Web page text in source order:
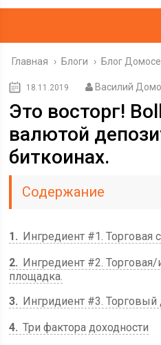
Главная › Блоги › Блог
18.11.2019 Василий
Это восторг!
валютой
биткоинах.
Содержание
1
Ингредиент #1. Торговая
2
Ингредиент #2.
площадка.
3
Ингридиент #3. Торговый
4 Три фактора доходности